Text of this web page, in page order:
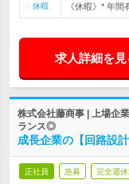
休暇
《休暇》* 年間
求人詳細を見
株式会社藤商事 | 上場企
ランス◎
成長企業の【回路設
正社員 急募 完全週休